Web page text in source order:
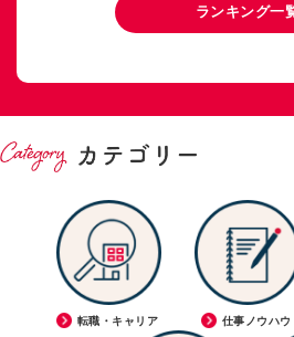
ランキング一
転職・キャリア 仕事ノウハウ